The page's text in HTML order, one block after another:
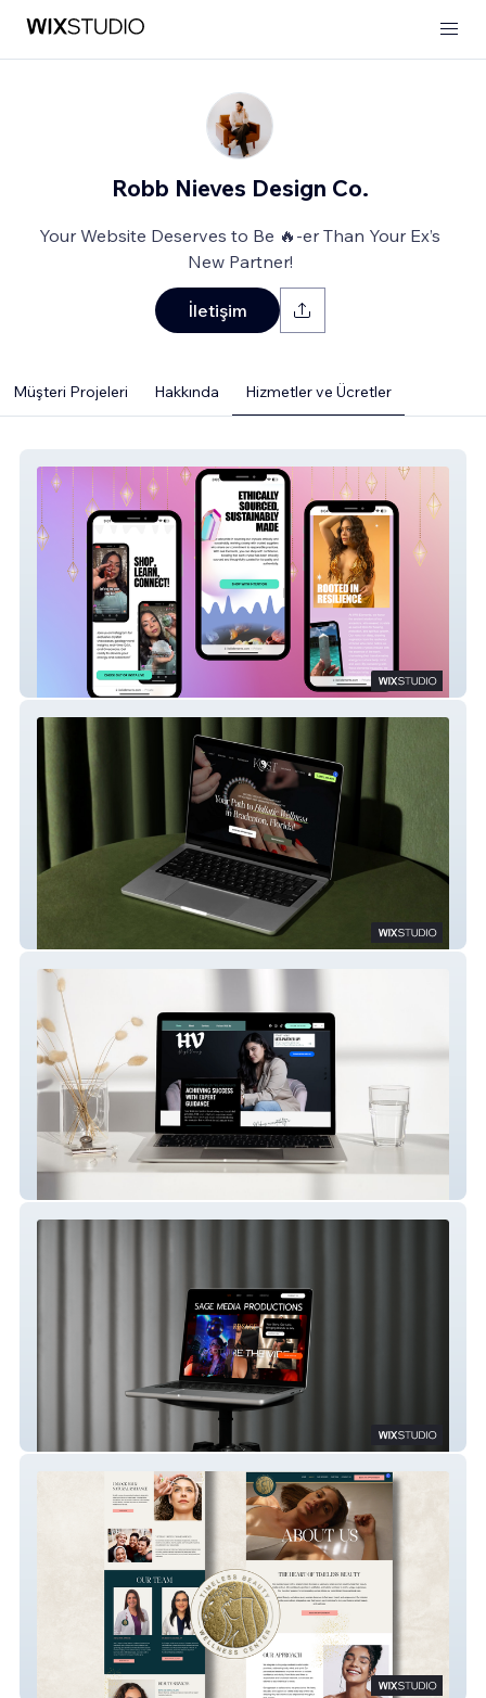
Robb Nieves Design Co.
Your Website Deserves to Be 🔥-er Than Your Ex’s
New Partner!
İletişim
Müşteri Projeleri Hakkında Hizmetler ve Ücretler
IIWII Elements
Timeless Beauty